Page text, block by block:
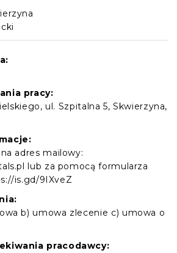
pracy:
ul. Szpitalna 5, Skwierzyna,
adres mailowy:
lub za pomocą formularza
is.gd/9IXveZ
b) umowa zlecenie c) umowa o
pracodawcy: